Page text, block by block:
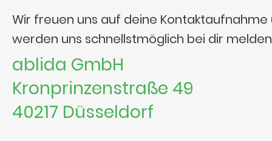
Wir freuen uns auf deine Kontaktaufnahme
werden uns schnellstmöglich bei dir
ablida GmbH
Kronprinzenstraße 49
40217 Düsseldorf